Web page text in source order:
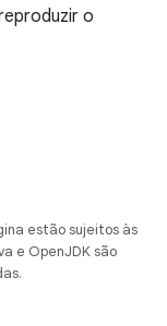
o
estão sujeitos às
e OpenJDK são